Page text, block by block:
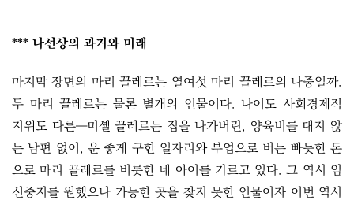
*** 나선상의 과거와 미래
마지막 장면의 마리 끌레르는 열여섯 마리 끌레르의 나중일까.
두 마리 끌레르는 물론 별개의 인물이다. 나이도 사회경제적
지위도 다른―미셸 끌레르는 집을 나가버린, 양육비를 대지 않
는 남편 없이, 운 좋게 구한 일자리와 부업으로 버는 빠듯한 돈
으로 마리 끌레르를 비롯한 네 아이를 기르고 있다. 그 역시 임
신중지를 원했으나 가능한 곳을 찾지 못한 인물이자 이번 역시